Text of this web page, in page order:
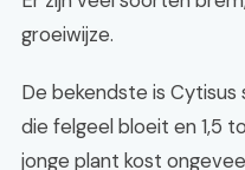
groeiwijze.
De bekendste is
die felgeel bloeit en 1,5
jonge plant kost